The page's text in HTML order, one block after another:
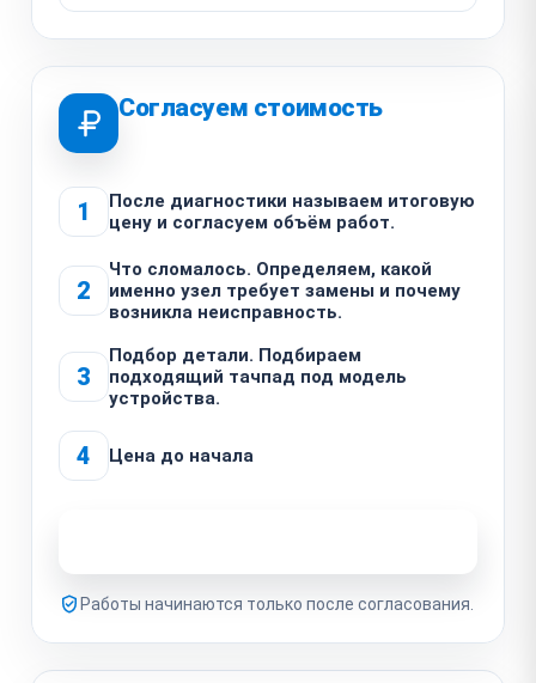
Согласуем стоимость
1
После диагностики называем итоговую
цену и согласуем объём работ.
2
Что сломалось. Определяем, какой
именно узел требует замены и почему
возникла неисправность.
3
Подбор детали. Подбираем
подходящий тачпад под модель
устройства.
4 Цена до начала
Работы начинаются только после согласования.